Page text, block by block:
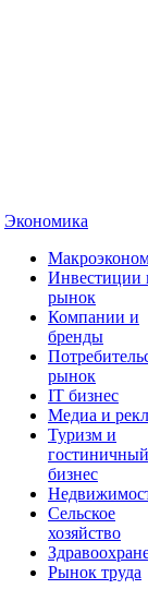
Экономика
Инвестиции
рынок
Компании и
бренды
рынок
IT бизнес
Медиа и
Туризм и
гостиничный
бизнес
Сельское
хозяйство
Рынок труда